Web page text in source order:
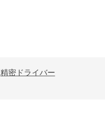
精密ドライバー